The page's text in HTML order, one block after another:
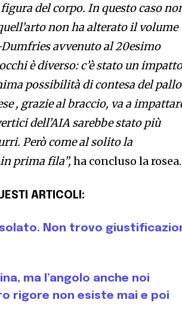
del corpo. In questo caso
non ha alterato il volume
avvenuto al 20esimo
è diverso: c’è stato un
possibilità di contesa del
, grazie al braccio, va a
dell’AIA sarebbe stato più
Però come al solito la
prima fila”, ha concluso la rosea.
ARTICOLI:
Non trovo
ma l’angolo anche noi
rigore non esiste mai e poi